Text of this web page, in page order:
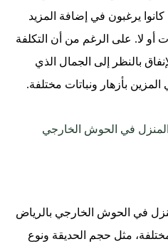
كانوا يرغبون في إضافة المزيد
أو لا. على الرغم من أن التكلفة
بالنظر إلى الجمال الذي
بأزهار ونباتات مختلفة.
في الحوش الخارجي
في الحوش الخارجي بالرياض
مثل حجم الحديقة ونوع